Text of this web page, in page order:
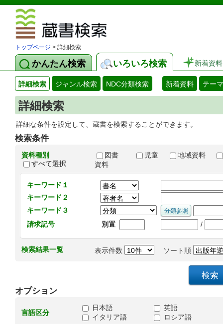
トップページ > 詳細検索
かんたん検索 いろいろ検索 新着資料
詳細検索 ジャンル検索 NDC分類検索 新着資料 テー
詳細検索
詳細な条件を設定して、蔵書を検索することができます。
検索条件
資料種別
すべて選択
図書 児童
地域資料
資料
キーワード１
キーワード２
キーワード３
請求記号
別置 /
検索結果一覧 表示件数 ソート順
オプション
言語区分
日本語
英語
イタリア語
ロシア語